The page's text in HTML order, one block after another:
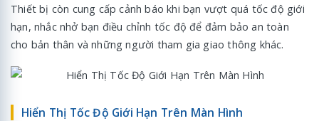
Thiết bị còn cung cấp cảnh báo khi bạn vượt quá tốc độ giới
hạn, nhắc nhở bạn điều chỉnh tốc độ để đảm bảo an toàn
cho bản thân và những người tham gia giao thông khác.
Hiển Thị Tốc Độ Giới Hạn Trên Màn Hình